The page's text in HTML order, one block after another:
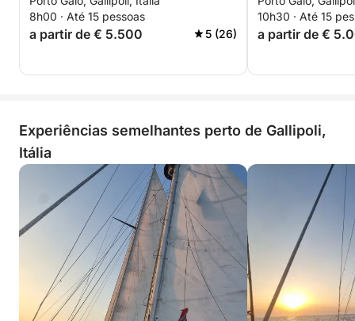
8h00 · Até 15 pessoas
a partir de € 5.500 5 (26)
10h30 · Até 15
a partir de €
Experiências semelhantes perto de Gallipoli,
Itália